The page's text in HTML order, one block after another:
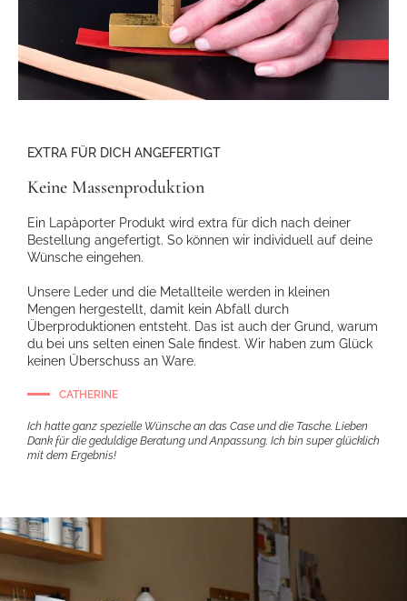
EXTRA FÜR DICH ANGEFERTIGT
Keine Massenproduktion
Ein Lapàporter Produkt wird extra für dich nach deiner
Bestellung angefertigt. So können wir individuell auf deine
Wünsche eingehen.
Unsere Leder und die Metallteile werden in kleinen
Mengen hergestellt, damit kein Abfall durch
Überproduktionen entsteht. Das ist auch der Grund, warum
du bei uns selten einen Sale findest. Wir haben zum Glück
keinen Überschuss an Ware.
CATHERINE
Ich hatte ganz spezielle Wünsche an das Case und die Tasche. Lieben
Dank für die geduldige Beratung und Anpassung. Ich bin super glücklich
mit dem Ergebnis!